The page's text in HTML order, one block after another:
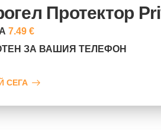
Протектор
7.49 €
ЗА ВАШИЯ ТЕЛЕФОН
СЕГА